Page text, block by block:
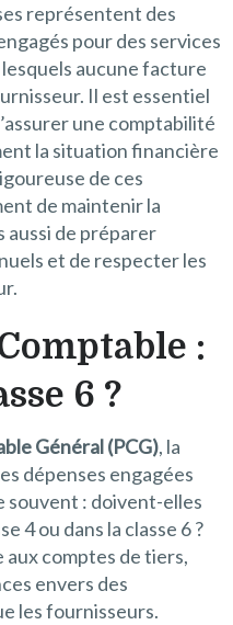
représentent des
pour des services
aucune facture
Il est essentiel
une comptabilité
la situation financière
de ces
de maintenir la
aussi de préparer
et de respecter les
:
6 ?
Général (PCG), la
dépenses engagées
souvent : doivent-elles
4 ou dans la classe 6 ?
aux comptes de tiers,
envers des
les fournisseurs.